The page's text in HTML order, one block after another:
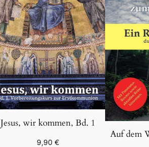
Jesus, wir kommen, Bd. 1
9,90 €
Auf dem